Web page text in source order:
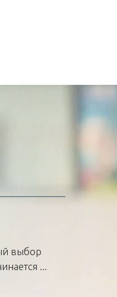
выбор
...